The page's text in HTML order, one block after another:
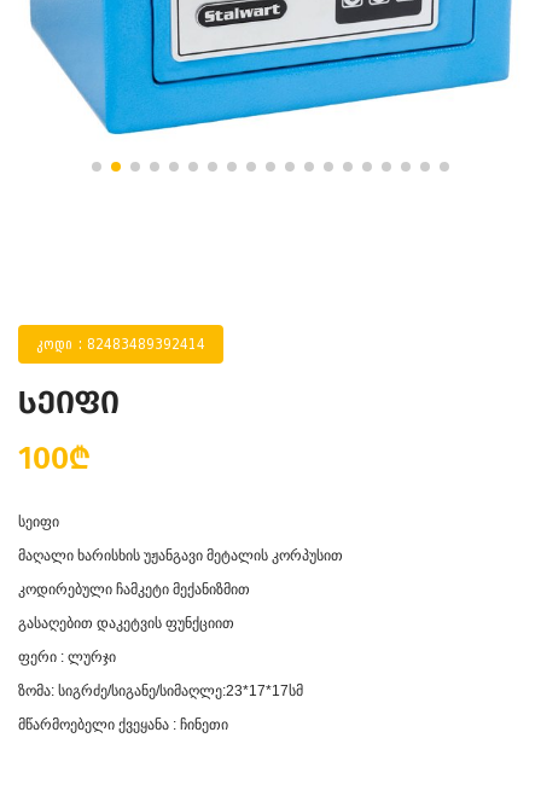
კოდი : 82483489392414
სეიფი
100₾
სეიფი
მაღალი ხარისხის უჟანგავი მეტალის კორპუსით
კოდირებული ჩამკეტი მექანიზმით
გასაღებით დაკეტვის ფუნქციით
ფერი : ლურჯი
ზომა: სიგრძე/სიგანე/სიმაღლე:23*17*17სმ
მწარმოებელი ქვეყანა : ჩინეთი